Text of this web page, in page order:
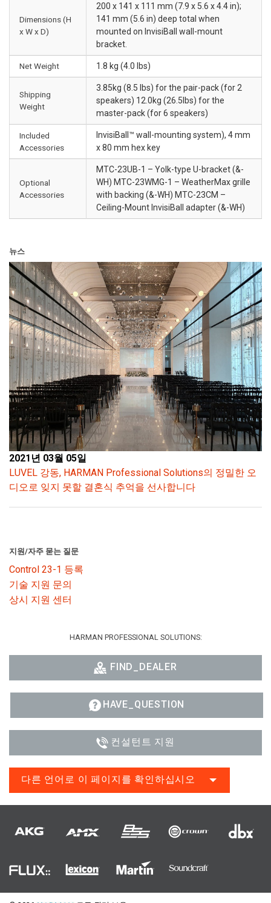
Dimensions (H
x W x D)
200 x 141 x 111 mm (7.9 x 5.6 x 4.4 in);
141 mm (5.6 in) deep total when
mounted on InvisiBall wall-mount
bracket.
Net Weight 1.8 kg (4.0 lbs)
Shipping
Weight
3.85kg (8.5 lbs) for the pair-pack (for 2
speakers) 12.0kg (26.5lbs) for the
master-pack (for 6 speakers)
Included
Accessories
InvisiBall™ wall-mounting system), 4 mm
x 80 mm hex key
Optional
Accessories
MTC-23UB-1 – Yolk-type U-bracket (&-
WH) MTC-23WMG-1 – WeatherMax grille
with backing (&-WH) MTC-23CM –
Ceiling-Mount InvisiBall adapter (&-WH)
뉴스
2021년 03월 05일
LUVEL 강동, HARMAN Professional Solutions의 정밀한 오
디오로 잊지 못할 결혼식 추억을 선사합니다
지원/자주 묻는 질문
Control 23-1 등록
기술 지원 문의
상시 지원 센터
HARMAN PROFESSIONAL SOLUTIONS:
FIND_DEALER
HAVE_QUESTION
컨설턴트 지원
다른 언어로 이 페이지를 확인하십시오